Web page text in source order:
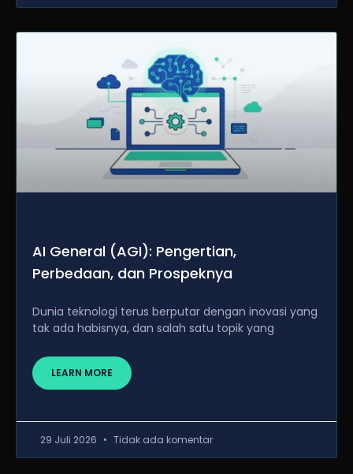
AI General (AGI): Pengertian,
Perbedaan, dan Prospeknya
Dunia teknologi terus berputar dengan inovasi yang
tak ada habisnya, dan salah satu topik yang
LEARN MORE
29 Juli 2026 Tidak ada komentar